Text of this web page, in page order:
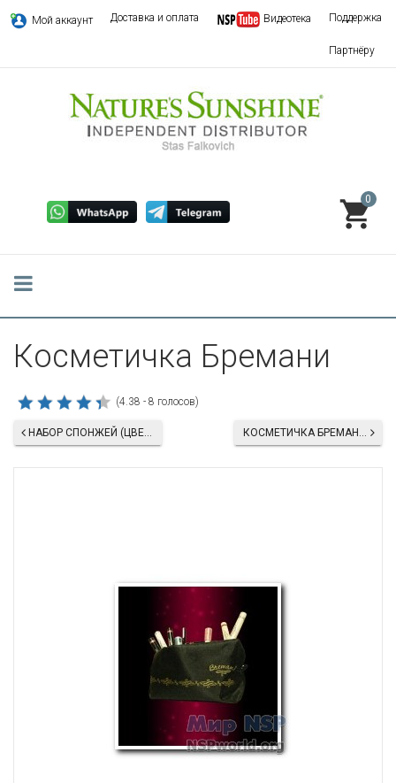
Мой аккаунт Доставка и оплата Видеотека Поддержка
Партнёру
0
Косметичка Бремани
(4.38 - 8 голосов)
НАБОР СПОНЖЕЙ (ЦВЕТОК) КОСМЕТИЧКА БРЕМАНИ (КРАСНАЯ И ЧЕРНАЯ)